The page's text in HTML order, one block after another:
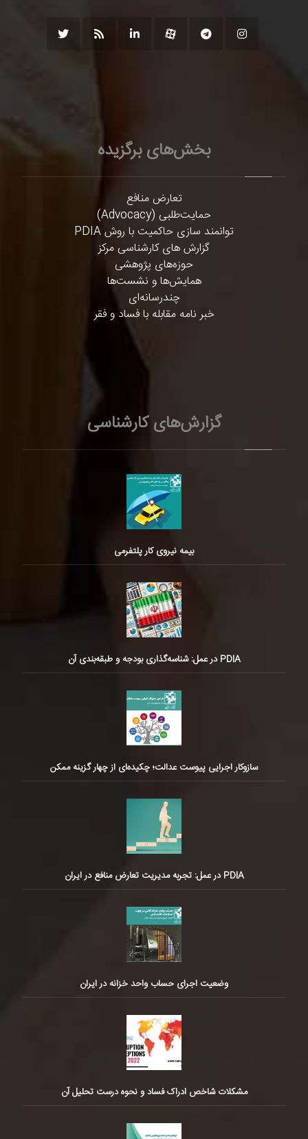
بخش‌های برگزیده
تعارض منافع
حمایت‌طلبی (Advocacy)
توانمند سازی حاکمیت با روش PDIA
گزارش های کارشناسی مرکز
حوزه‌های پژوهشی
همایش‌ها و نشست‌ها
چندرسانه‌ای
خبر نامه مقابله با فساد و فقر
گزارش‌های کارشناسی
بیمه نیروی کار پلتفرمی
PDIA در عمل: شناسه‌گذاری بودجه و طبقه‌بندی آن
سازوکار اجرایی پیوست عدالت؛ چکیده‌ای از چهار گزینه ممکن
PDIA در عمل: تجربه مدیریت تعارض منافع در ایران
وضعیت اجرای حساب واحد خزانه در ایران
مشکلات شاخص ادراک فساد و نحوه درست تحلیل آن